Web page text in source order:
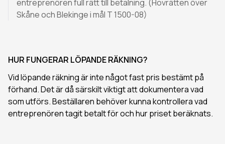
entreprenören full rätt till betalning. (Hovrätten över
Skåne och Blekinge i mål T 1500-08)
HUR FUNGERAR LÖPANDE RÄKNING?
Vid löpande räkning är inte något fast pris bestämt på
förhand. Det är då särskilt viktigt att dokumentera vad
som utförs. Beställaren behöver kunna kontrollera vad
entreprenören tagit betalt för och hur priset beräknats.